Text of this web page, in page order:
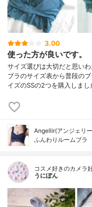
3.00
使った方が良いです。
サイズ選びは大切だと思い
ブラのサイズ表から普段の
イズのSSの2つを購入しま
Angellir(アンジェリ
ふんわりルームブラ
コスメ好きのカメラ
うにぽん